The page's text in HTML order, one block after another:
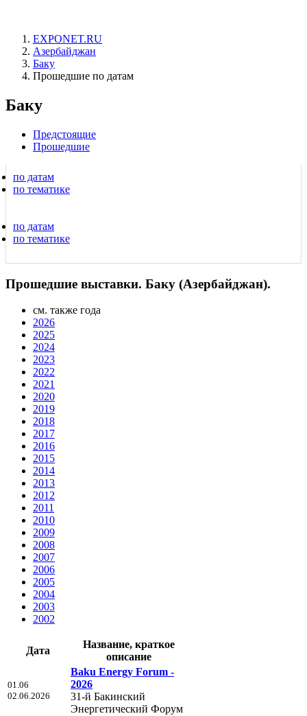
EXPONET.RU
Азербайджан
Баку
Прошедшие по датам
Баку
Предстоящие
Прошедшие
по датам
по тематике
по датам
по тематике
Прошедшие выставки. Баку (Азербайджан).
см. также года
2026
2025
2024
2023
2022
2021
2020
2019
2018
2017
2016
2015
2014
2013
2012
2011
2010
2009
2008
2007
2006
2005
2004
2003
2002
Дата
Название, краткое
описание
01.06
02.06.2026
Baku Energy Forum -
2026
31-й Бакинский
Энергетический Форум